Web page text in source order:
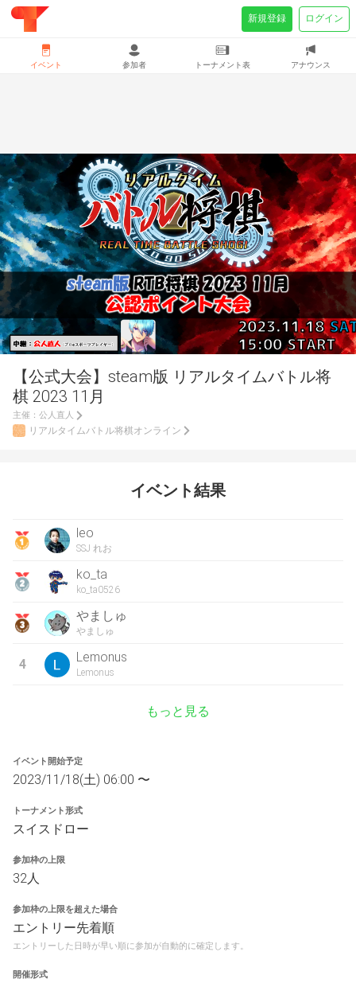
【公式大会】steam版 リアルタイムバトル将
棋 2023 11月
主催： 公人直人
リアルタイムバトル将棋オンライン
イベント結果
leo
SSJ れお
ko_ta
ko_ta0526
やましゅ
やましゅ
4 Lemonus
Lemonus
もっと見る
イベント開始予定
2023/11/18(土) 06:00 〜
トーナメント形式
スイスドロー
参加枠の上限
32人
参加枠の上限を超えた場合
エントリー先着順
エントリーした日時が早い順に参加が自動的に確定します。
開催形式
イベント 参加者 トーナメント表 アナウンス
新規登録 ログイン